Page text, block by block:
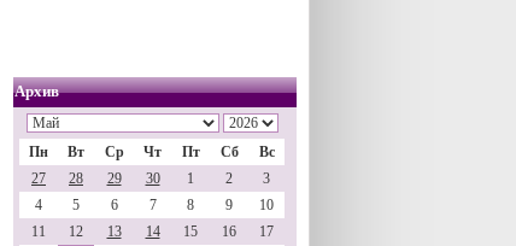
Архив
Пн Вт Ср Чт Пт Сб
Вс
27
28 29 30 1 2
3
4
5 6 7 8 9
10
11
12 13 14 15 16
17